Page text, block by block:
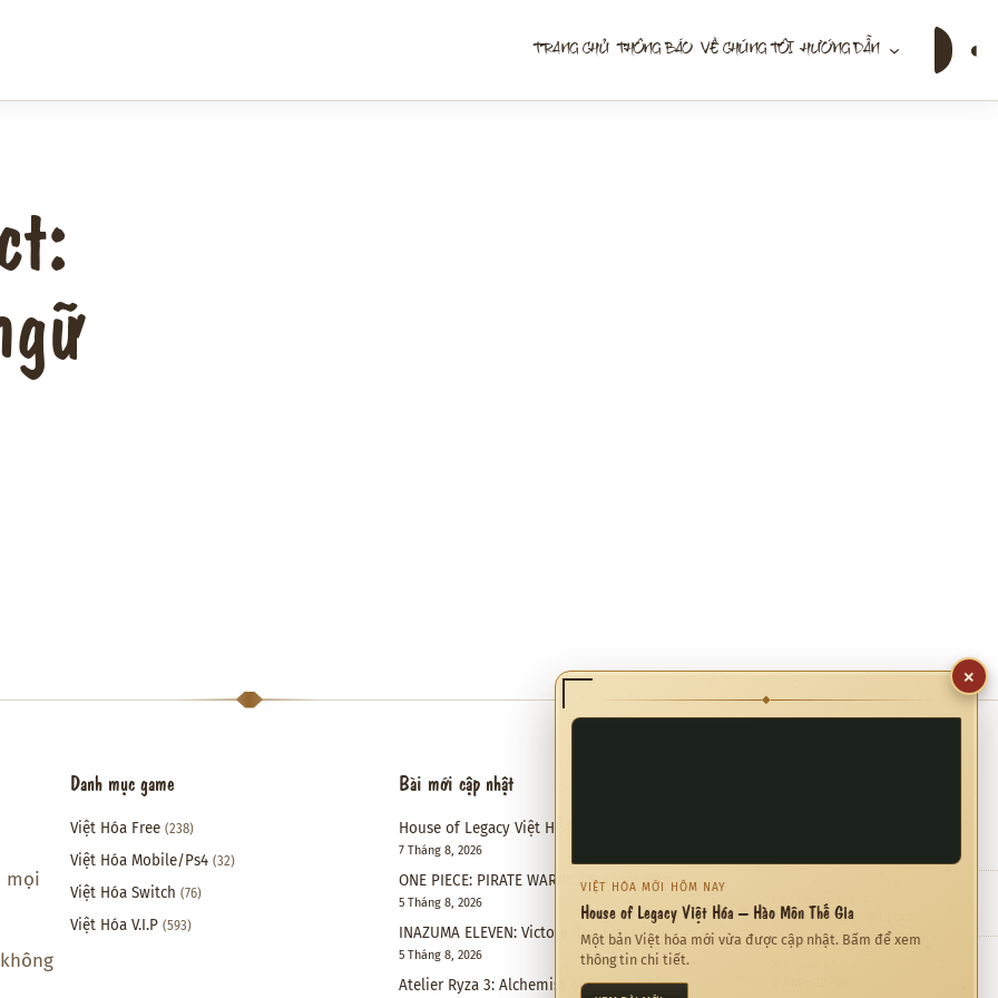
TRANG CHỦ THÔNG BÁO VỀ CHÚNG TÔI HƯỚNG DẪN
kiếm
◐
mọi
Danh mục game
Việt Hóa Free (238)
Việt Hóa Mobile/Ps4 (32)
Việt Hóa Switch (76)
Việt Hóa V.I.P (593)
Bài mới cập nhật
House of Legacy Việt Hóa – Hào Môn Thế Gia
7 Tháng 8, 2026
ONE PIECE: PIRATE WARRIORS 4 Việt Hóa
5 Tháng 8, 2026
INAZUMA ELEVEN: Victory Road Việt Hóa
5 Tháng 8, 2026
Atelier Ryza 3: Alchemist of the End & the
❖ meviethoa@gmail.com
×
◆
VIỆT HÓA MỚI HÔM NAY
House of Legacy Việt Hóa – Hào Môn Thế Gia
Một bản Việt hóa mới vừa được cập nhật. Bấm để xem
thông tin chi tiết.